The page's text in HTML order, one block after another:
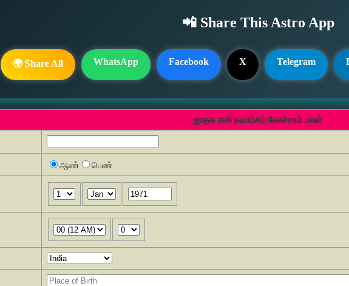
📲 Share This Astro App
🌍 Share All WhatsApp Facebook X Telegram
ஜாதக ராசி நவாம்சம் கோச்சரம் பலன்
ஆண் பெண்